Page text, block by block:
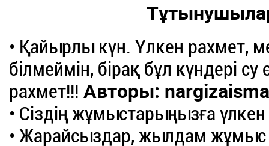
• Қайырлы күн. Үлкен рахмет,
білмеймін, бірақ бұл күндері
рахмет!!! Авторы:
• Сіздің жұмыстарыңызға
• Жарайсыздар, жылдам жұмыс